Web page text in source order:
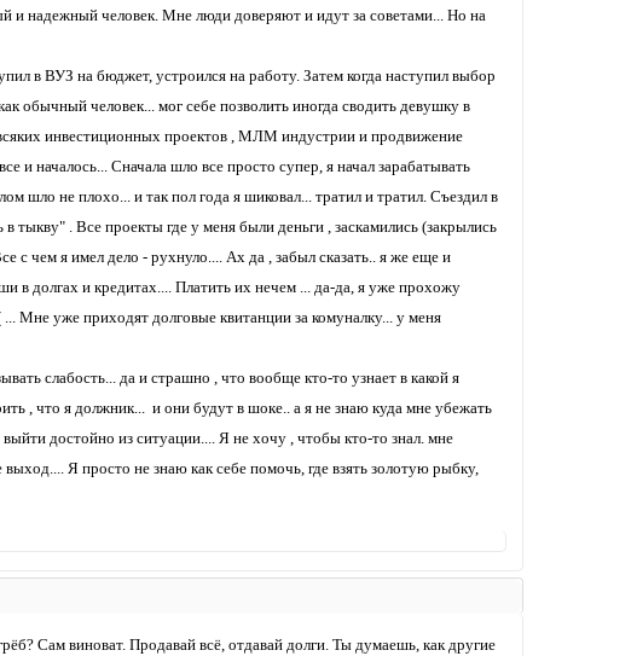
и надежный человек. Мне люди доверяют и идут за советами... Но на
в ВУЗ на бюджет, устроился на работу. Затем когда наступил выбор
обычный человек... мог себе позволить иногда сводить девушку в
инвестиционных проектов , МЛМ индустрии и продвижение
началось... Сначала шло все просто супер, я начал зарабатывать
шло не плохо... и так пол года я шиковал... тратил и тратил. Съездил в
. Все проекты где у меня были деньги , заскамились (закрылись
с чем я имел дело - рухнуло.... Ах да , забыл сказать.. я же еще и
в долгах и кредитах.... Платить их нечем ... да-да, я уже прохожу
Мне уже приходят долговые квитанции за комуналку... у меня
слабость... да и страшно , что вообще кто-то узнает в какой я
, что я должник... и они будут в шоке.. а я не знаю куда мне убежать
достойно из ситуации.... Я не хочу , чтобы кто-то знал. мне
Я просто не знаю как себе помочь, где взять золотую рыбку,
Сам виноват. Продавай всё, отдавай долги. Ты думаешь, как другие